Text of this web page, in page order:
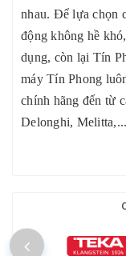
nhau. Để lựa chọn
động không hề
dụng, còn lại Tín
máy Tín Phong
chính hãng đến từ
Delonghi,